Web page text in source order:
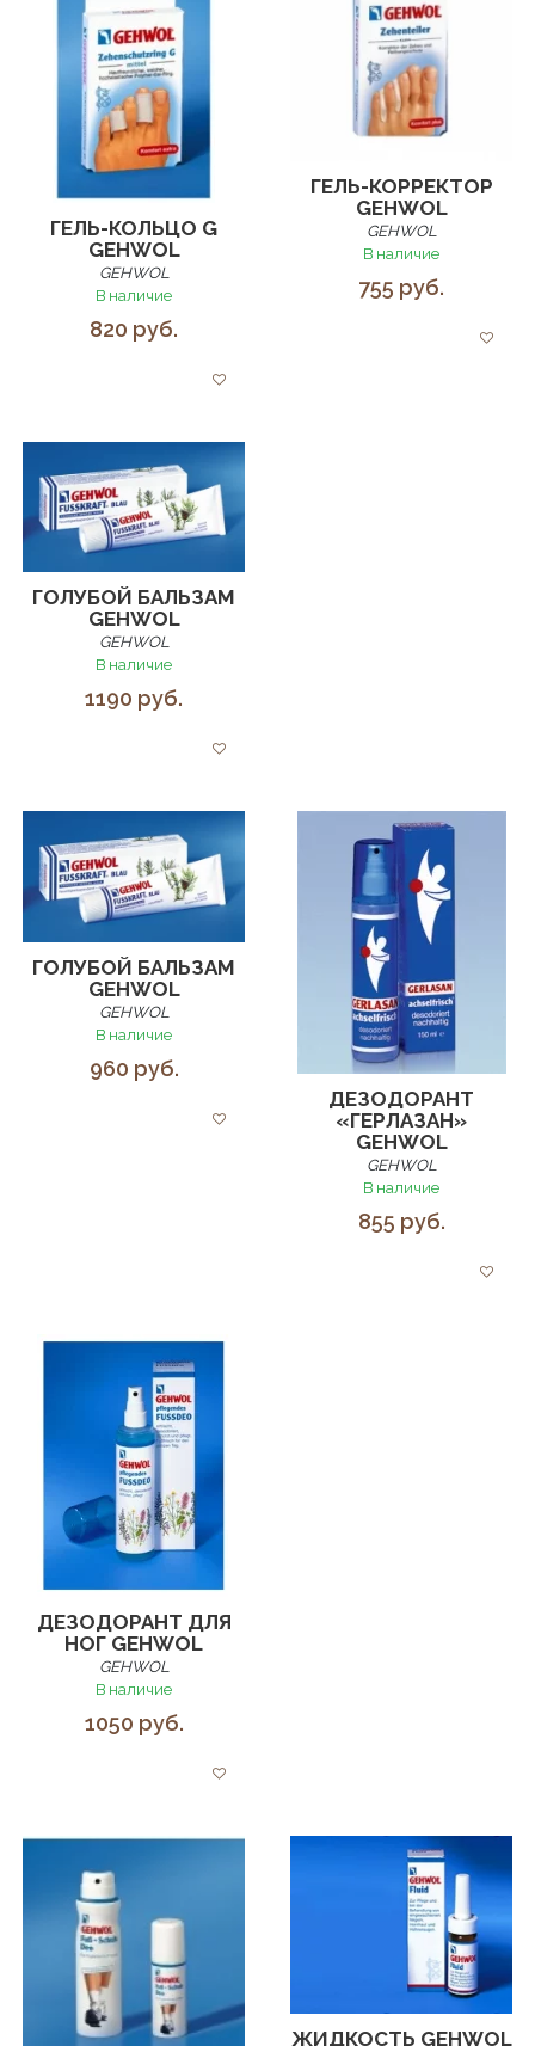
ГЕЛЬ-КОЛЬЦО G
GEHWOL
GEHWOL
В наличие
820 руб.
ГЕЛЬ-КОРРЕКТОР
GEHWOL
GEHWOL
В наличие
755 руб.
ГОЛУБОЙ БАЛЬЗАМ
GEHWOL
GEHWOL
В наличие
1190 руб.
ГОЛУБОЙ БАЛЬЗАМ
GEHWOL
GEHWOL
В наличие
960 руб.
ДЕЗОДОРАНТ
«ГЕРЛАЗАН»
GEHWOL
GEHWOL
В наличие
855 руб.
ДЕЗОДОРАНТ ДЛЯ
НОГ GEHWOL
GEHWOL
В наличие
1050 руб.
ЖИДКОСТЬ GEHWOL